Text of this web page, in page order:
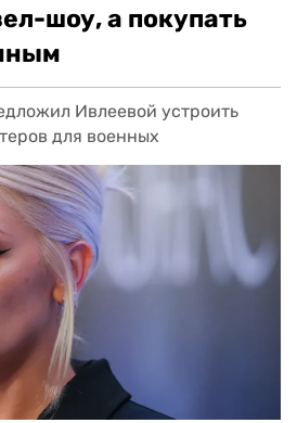
шоу, а покупать
Ивлеевой устроить
для военных